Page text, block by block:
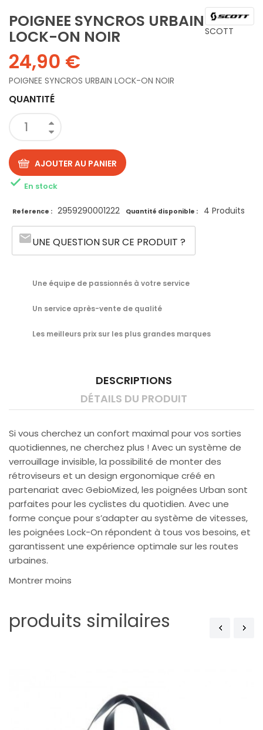
SCOTT
POIGNEE SYNCROS URBAIN
LOCK-ON NOIR
24,90 €
POIGNEE SYNCROS URBAIN LOCK-ON NOIR
QUANTITÉ
AJOUTER AU PANIER
 En stock
Reference : 2959290001222 Quantité disponible : 4 Produits
emailUNE QUESTION SUR CE PRODUIT ?
Une équipe de passionnés à votre service
Un service après-vente de qualité
Les meilleurs prix sur les plus grandes marques
DESCRIPTIONS
DÉTAILS DU PRODUIT
Si vous cherchez un confort maximal pour vos sorties
quotidiennes, ne cherchez plus ! Avec un système de
verrouillage invisible, la possibilité de monter des
rétroviseurs et un design ergonomique créé en
partenariat avec GebioMized, les poignées Urban sont
parfaites pour les cyclistes du quotidien. Avec une
forme conçue pour s’adapter au système de vitesses,
les poignées Lock-On répondent à tous vos besoins, et
garantissent une expérience optimale sur les routes
urbaines.
Montrer moins
produits similaires